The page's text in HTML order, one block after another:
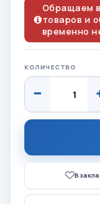
Обращаем
товаров и
временно
КОЛИЧЕСТВО
В